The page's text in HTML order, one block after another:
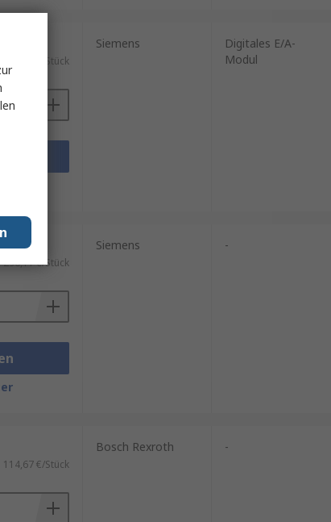
95,14 €/Stück
Siemens
Digitales E/A-
Modul
296,11 €/Stück
Siemens -
114,67 €/Stück
Bosch Rexroth -